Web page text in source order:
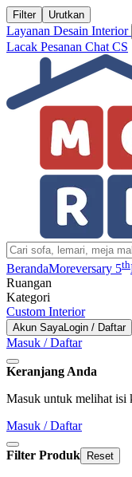
Filter Urutkan
Layanan Desain Interior
Lacak Pesanan Chat CS
BerandaMoreversary 5th
Ruangan
Kategori
Custom Interior
Akun SayaLogin / Daftar
Masuk / Daftar
Keranjang Anda
Masuk untuk melihat isi
Masuk / Daftar
Filter Produk Reset